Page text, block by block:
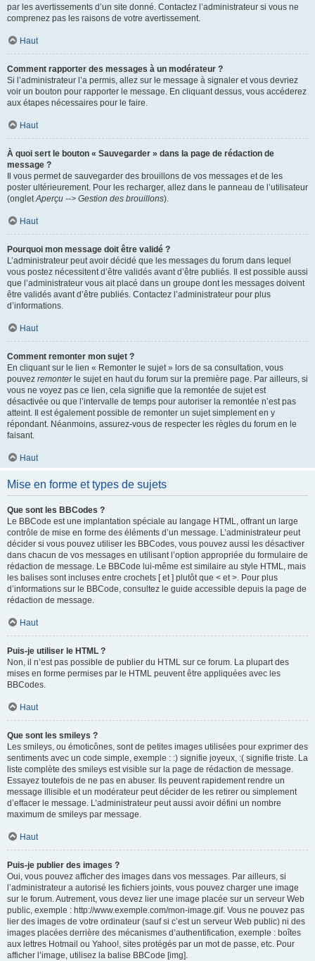
par les avertissements d’un site donné. Contactez l’administrateur si vous ne
comprenez pas les raisons de votre avertissement.
Haut
Comment rapporter des messages à un modérateur ?
Si l’administrateur l’a permis, allez sur le message à signaler et vous devriez
voir un bouton pour rapporter le message. En cliquant dessus, vous accéderez
aux étapes nécessaires pour le faire.
Haut
À quoi sert le bouton « Sauvegarder » dans la page de rédaction de
message ?
Il vous permet de sauvegarder des brouillons de vos messages et de les
poster ultérieurement. Pour les recharger, allez dans le panneau de l’utilisateur
(ongletAperçu --> Gestion des brouillons).
Haut
Pourquoi mon message doit être validé ?
L’administrateur peut avoir décidé que les messages du forum dans lequel
vous postez nécessitent d’être validés avant d’être publiés. Il est possible aussi
que l’administrateur vous ait placé dans un groupe dont les messages doivent
être validés avant d’être publiés. Contactez l’administrateur pour plus
d’informations.
Haut
Comment remonter mon sujet ?
En cliquant sur le lien « Remonter le sujet » lors de sa consultation, vous
pouvez remonterle sujet en haut du forum sur la première page. Par ailleurs, si
vous ne voyez pas ce lien, cela signifie que la remontée de sujet est
désactivée ou que l’intervalle de temps pour autoriser la remontée n’est pas
atteint. Il est également possible de remonter un sujet simplement en y
répondant. Néanmoins, assurez-vous de respecter les règles du forum en le
faisant.
Haut
Mise en forme et types de sujets
Que sont les BBCodes ?
Le BBCode est une implantation spéciale au langage HTML, offrant un large
contrôle de mise en forme des éléments d’un message. L’administrateur peut
décider si vous pouvez utiliser les BBCodes, vous pouvez aussi les désactiver
dans chacun de vos messages en utilisant l’option appropriée du formulaire de
rédaction de message. Le BBCode lui-même est similaire au style HTML, mais
les balises sont incluses entre crochets [ et ] plutôt que < et >. Pour plus
d’informations sur le BBCode, consultez le guide accessible depuis la page de
rédaction de message.
Haut
Puis-je utiliser le HTML ?
Non, il n’est pas possible de publier du HTML sur ce forum. La plupart des
mises en forme permises par le HTML peuvent être appliquées avec les
BBCodes.
Haut
Que sont les smileys ?
Les smileys, ou émoticônes, sont de petites images utilisées pour exprimer des
sentiments avec un code simple, exemple : :) signifie joyeux, :( signifie triste. La
liste complète des smileys est visible sur la page de rédaction de message.
Essayez toutefois de ne pas en abuser. Ils peuvent rapidement rendre un
message illisible et un modérateur peut décider de les retirer ou simplement
d’effacer le message. L’administrateur peut aussi avoir défini un nombre
maximum de smileys par message.
Haut
Puis-je publier des images ?
Oui, vous pouvez afficher des images dans vos messages. Par ailleurs, si
l’administrateur a autorisé les fichiers joints, vous pouvez charger une image
sur le forum. Autrement, vous devez lier une image placée sur un serveur Web
public, exemple : http://www.exemple.com/mon-image.gif. Vous ne pouvez pas
lier des images de votre ordinateur (sauf si c’est un serveur Web public) ni des
images placées derrière des mécanismes d’authentification, exemple : boîtes
aux lettres Hotmail ou Yahoo!, sites protégés par un mot de passe, etc. Pour
afficher l’image, utilisez la balise BBCode [img].